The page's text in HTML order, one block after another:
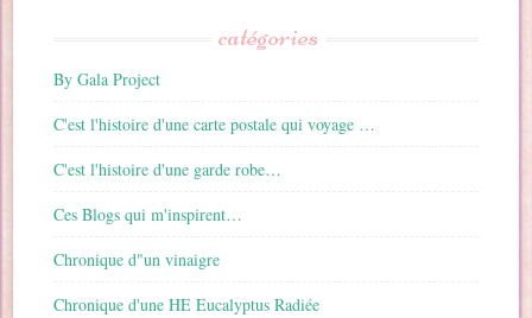
catégories
By Gala Project
C'est l'histoire d'une carte postale qui voyage …
C'est l'histoire d'une garde robe…
Ces Blogs qui m'inspirent…
Chronique d"un vinaigre
Chronique d'une HE Eucalyptus Radiée